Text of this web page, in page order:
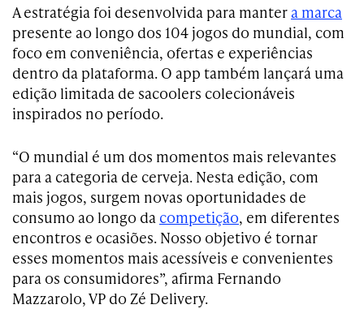
A estratégia foi desenvolvida para manter a marca
presente ao longo dos 104 jogos do mundial, com
foco em conveniência, ofertas e experiências
dentro da plataforma. O app também lançará uma
edição limitada de sacoolers colecionáveis
inspirados no período.
“O mundial é um dos momentos mais relevantes
para a categoria de cerveja. Nesta edição, com
mais jogos, surgem novas oportunidades de
consumo ao longo da competição, em diferentes
encontros e ocasiões. Nosso objetivo é tornar
esses momentos mais acessíveis e convenientes
para os consumidores”, afirma Fernando
Mazzarolo, VP do Zé Delivery.